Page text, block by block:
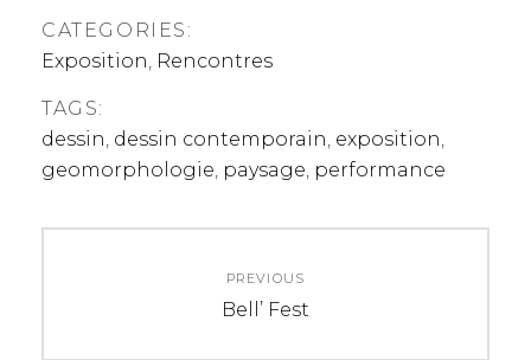
CATEGORIES:
Exposition, Rencontres
TAGS:
dessin, dessin contemporain, exposition,
geomorphologie, paysage, performance
l’article
PREVIOUS
Previous
Bell’ Fest